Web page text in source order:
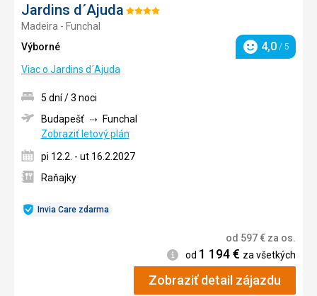
Jardins d´Ajuda Hodnotenie:
Madeira - Funchal
Výborné
Hodnotenie
4,0 / 5
Viac o Jardins d´Ajuda
Invia Care zdarma
5 dní / 3 noci
Budapešť
Funchal
Zobraziť letový plán
pi 12.2. - ut 16.2.2027
Raňajky
od 597€ za os.
Informácie
od 1 194€ za všetkých
Zobraziť detail zájazdu